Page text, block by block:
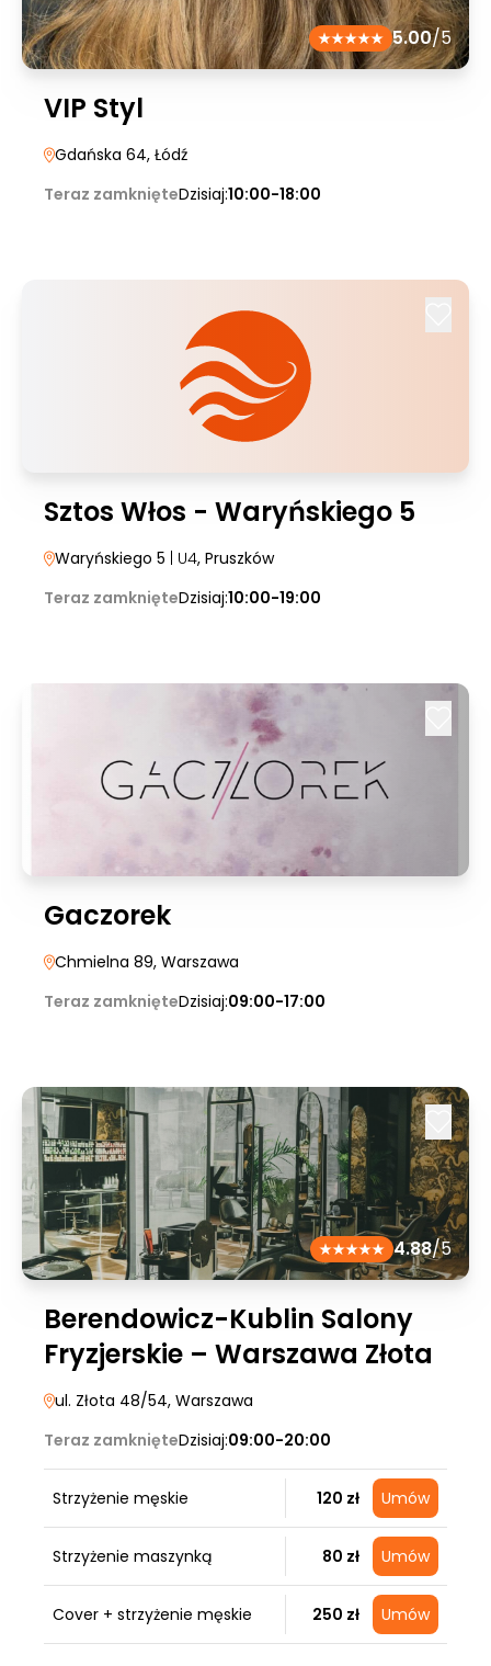
5.00/5
VIP Styl
Gdańska 64, Łódź
Teraz zamknięteDzisiaj:10:00-18:00
Sztos Włos - Waryńskiego 5
Waryńskiego 5 | U4, Pruszków
Teraz zamknięteDzisiaj:10:00-19:00
Gaczorek
Chmielna 89, Warszawa
Teraz zamknięteDzisiaj:09:00-17:00
4.88/5
Berendowicz-Kublin Salony
Fryzjerskie – Warszawa Złota
ul. Złota 48/54, Warszawa
Teraz zamknięteDzisiaj:09:00-20:00
Strzyżenie męskie 120 zł Umów
Strzyżenie maszynką 80 zł Umów
Cover + strzyżenie męskie 250 zł Umów